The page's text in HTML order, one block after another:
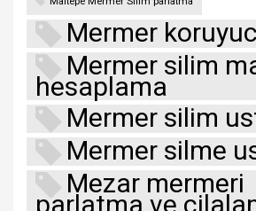
Mermer
Mermer silim
hesaplama
Mermer silim
Mermer silme
Mezar mermeri
parlatma ve